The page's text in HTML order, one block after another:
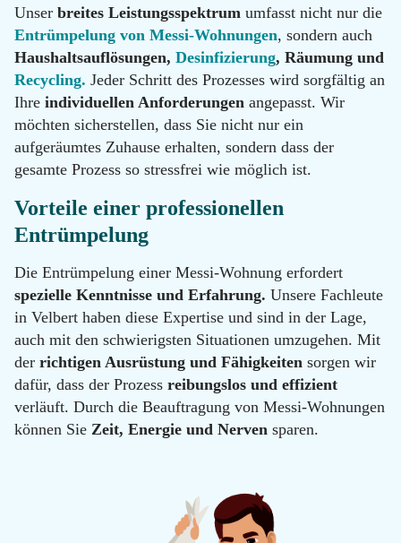
Unser breites Leistungsspektrum umfasst nicht nur die
Entrümpelung von Messi-Wohnungen, sondern auch
Haushaltsauflösungen, Desinfizierung, Räumung und
Recycling. Jeder Schritt des Prozesses wird sorgfältig an
Ihre individuellen Anforderungen angepasst. Wir
möchten sicherstellen, dass Sie nicht nur ein
aufgeräumtes Zuhause erhalten, sondern dass der
gesamte Prozess so stressfrei wie möglich ist.
Vorteile einer professionellen
Entrümpelung
Die Entrümpelung einer Messi-Wohnung erfordert
spezielle Kenntnisse und Erfahrung. Unsere Fachleute
in Velbert haben diese Expertise und sind in der Lage,
auch mit den schwierigsten Situationen umzugehen. Mit
der richtigen Ausrüstung und Fähigkeiten sorgen wir
dafür, dass der Prozess reibungslos und effizient
verläuft. Durch die Beauftragung von Messi-Wohnungen
können Sie Zeit, Energie und Nerven sparen.
Hotline
0800
11 22
100
Email
info@messie-
wohnungen.de
info@messie-
wohnungen.de